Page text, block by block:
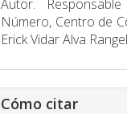
Autor.
Número, Centro de
Erick Vidar Alva
Cómo citar